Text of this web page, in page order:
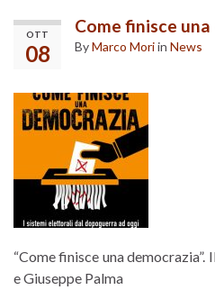
OTT
08
Come finisce
ByMarco Moriin News
“Come finisce una
e Giuseppe Palma